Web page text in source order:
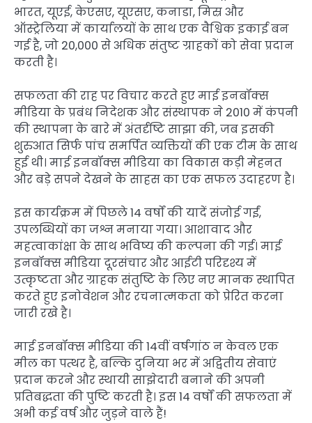
भारत, यूएई, केएसए, यूएसए, कनाडा, मिस्र और
ऑस्ट्रेलिया में कार्यालयों के साथ एक वैश्विक इकाई बन
गई है, जो 20,000 से अधिक संतुष्ट ग्राहकों को सेवा प्रदान
करती है।
सफलता की राह पर विचार करते हुए माई इनबॉक्स
मीडिया के प्रबंध निदेशक और संस्थापक ने 2010 में कंपनी
की स्थापना के बारे में अंतर्दृष्टि साझा की, जब इसकी
शुरुआत सिर्फ पांच समर्पित व्यक्तियों की एक टीम के साथ
हुई थी। माई इनबॉक्स मीडिया का विकास कड़ी मेहनत
और बड़े सपने देखने के साहस का एक सफल उदाहरण है।
इस कार्यक्रम में पिछले 14 वर्षों की यादें संजोई गईं,
उपलब्धियों का जश्न मनाया गया। आशावाद और
महत्वाकांक्षा के साथ भविष्य की कल्पना की गई। माई
इनबॉक्स मीडिया दूरसंचार और आईटी परिदृश्य में
उत्कृष्टता और ग्राहक संतुष्टि के लिए नए मानक स्थापित
करते हुए इनोवेशन और रचनात्मकता को प्रेरित करना
जारी रखे है।
माई इनबॉक्स मीडिया की 14वीं वर्षगांठ न केवल एक
मील का पत्थर है, बल्कि दुनिया भर में अद्वितीय सेवाएं
प्रदान करने और स्थायी साझेदारी बनाने की अपनी
प्रतिबद्धता की पुष्टि करती है। इस 14 वर्षों की सफलता में
अभी कई वर्ष और जुड़ने वाले हैं!